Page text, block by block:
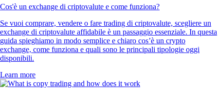
Cos'è un exchange di criptovalute e come funziona?
Se vuoi comprare, vendere o fare trading di criptovalute, scegliere un
exchange di criptovalute affidabile è un passaggio essenziale. In questa
guida spieghiamo in modo semplice e chiaro cos’è un crypto
exchange, come funziona e quali sono le principali tipologie oggi
disponibili.
Learn more